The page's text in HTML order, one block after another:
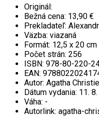
Originál:
Bežná cena: 13,90 €
Prekladateľ:
Väzba: viazaná
Formát: 12,5 x 20 cm
Počet strán: 256
ISBN: 978-80-220-
EAN:
Autor: Agatha Christie
Dátum vydania: 11.
Váha: -
Autorlink: agatha-